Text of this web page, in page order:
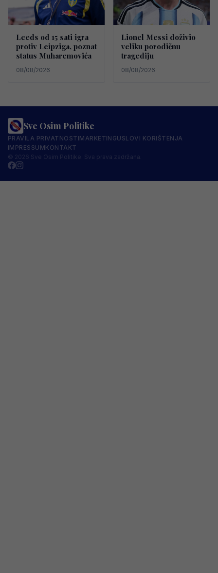
Leeds od 15 sati igra
protiv Leipziga, poznat
status Muharemovića
08/08/2026
Lionel Messi doživio
veliku porodičnu
tragediju
08/08/2026
Sve Osim Politike
PRAVILA PRIVATNOSTIMARKETINGUSLOVI KORIŠTENJA
IMPRESSUMKONTAKT
© 2026 Sve Osim Politike. Sva prava zadržana.